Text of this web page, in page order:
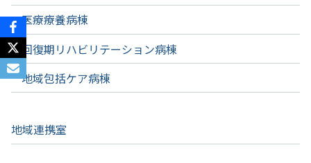
医療療養病棟
回復期リハビリテーション病棟
地域包括ケア病棟
地域連携室